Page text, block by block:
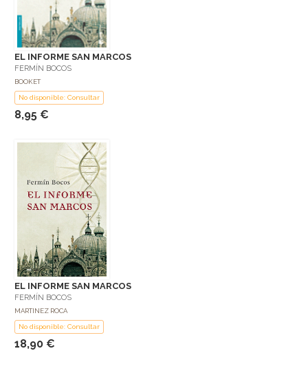
EL INFORME SAN MARCOS
FERMÍN BOCOS
BOOKET
No disponible: Consultar
8,95 €
EL INFORME SAN MARCOS
FERMÍN BOCOS
MARTINEZ ROCA
No disponible: Consultar
18,90 €